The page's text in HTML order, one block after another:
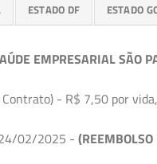
ESTADO DF ESTADO
EMPRESARIAL SÃO
Contrato) - R$ 7,50 por
02/2025 -